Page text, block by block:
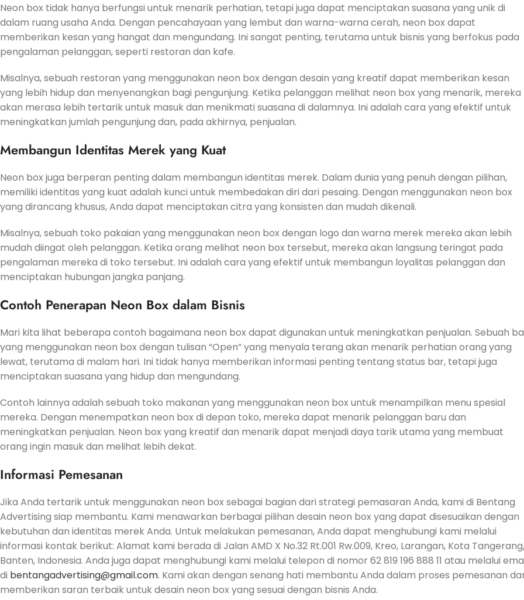
Neon box tidak hanya berfungsi untuk menarik perhatian, tetapi juga dapat menciptakan suasana yang unik di
dalam ruang usaha Anda. Dengan pencahayaan yang lembut dan warna-warna cerah, neon box dapat
memberikan kesan yang hangat dan mengundang. Ini sangat penting, terutama untuk bisnis yang berfokus pada
pengalaman pelanggan, seperti restoran dan kafe.
Misalnya, sebuah restoran yang menggunakan neon box dengan desain yang kreatif dapat memberikan kesan
yang lebih hidup dan menyenangkan bagi pengunjung. Ketika pelanggan melihat neon box yang menarik, mereka
akan merasa lebih tertarik untuk masuk dan menikmati suasana di dalamnya. Ini adalah cara yang efektif untuk
meningkatkan jumlah pengunjung dan, pada akhirnya, penjualan.
Membangun Identitas Merek yang Kuat
Neon box juga berperan penting dalam membangun identitas merek. Dalam dunia yang penuh dengan pilihan,
memiliki identitas yang kuat adalah kunci untuk membedakan diri dari pesaing. Dengan menggunakan neon box
yang dirancang khusus, Anda dapat menciptakan citra yang konsisten dan mudah dikenali.
Misalnya, sebuah toko pakaian yang menggunakan neon box dengan logo dan warna merek mereka akan lebih
mudah diingat oleh pelanggan. Ketika orang melihat neon box tersebut, mereka akan langsung teringat pada
pengalaman mereka di toko tersebut. Ini adalah cara yang efektif untuk membangun loyalitas pelanggan dan
menciptakan hubungan jangka panjang.
Contoh Penerapan Neon Box dalam Bisnis
Mari kita lihat beberapa contoh bagaimana neon box dapat digunakan untuk meningkatkan penjualan. Sebuah
yang menggunakan neon box dengan tulisan “Open” yang menyala terang akan menarik perhatian orang yang
lewat, terutama di malam hari. Ini tidak hanya memberikan informasi penting tentang status bar, tetapi juga
menciptakan suasana yang hidup dan mengundang.
Contoh lainnya adalah sebuah toko makanan yang menggunakan neon box untuk menampilkan menu spesial
mereka. Dengan menempatkan neon box di depan toko, mereka dapat menarik pelanggan baru dan
meningkatkan penjualan. Neon box yang kreatif dan menarik dapat menjadi daya tarik utama yang membuat
orang ingin masuk dan melihat lebih dekat.
Informasi Pemesanan
Jika Anda tertarik untuk menggunakan neon box sebagai bagian dari strategi pemasaran Anda, kami di Bentang
Advertising siap membantu. Kami menawarkan berbagai pilihan desain neon box yang dapat disesuaikan dengan
kebutuhan dan identitas merek Anda. Untuk melakukan pemesanan, Anda dapat menghubungi kami melalui
informasi kontak berikut: Alamat kami berada di Jalan AMD X No.32 Rt.001 Rw.009, Kreo, Larangan, Kota Tangerang,
Banten, Indonesia. Anda juga dapat menghubungi kami melalui telepon di nomor 62 819 196 888 11 atau melalui
di bentangadvertising@gmail.com. Kami akan dengan senang hati membantu Anda dalam proses pemesanan
memberikan saran terbaik untuk desain neon box yang sesuai dengan bisnis Anda.